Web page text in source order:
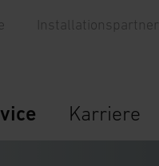
Karriere
Installationspartner